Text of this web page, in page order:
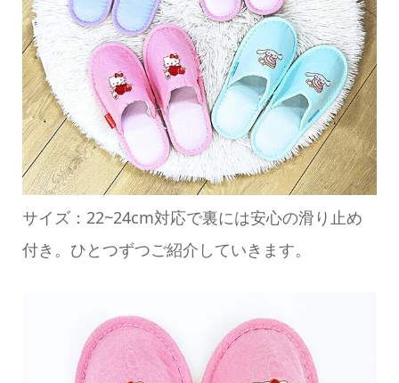
サイズ：22~24cm対応で裏には安心の滑り止め
付き。ひとつずつご紹介していきます。